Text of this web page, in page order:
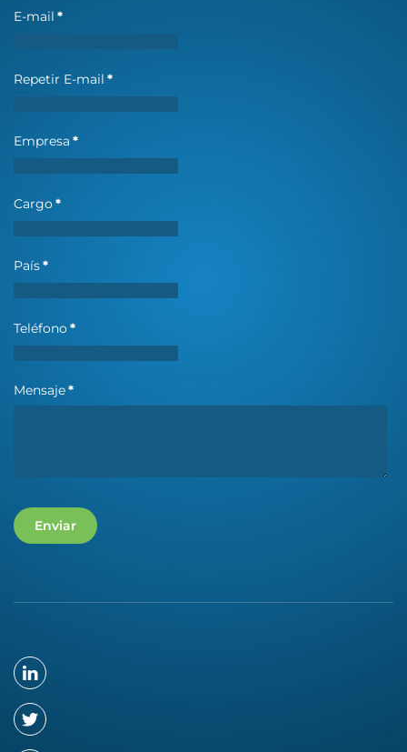
E-mail *
Repetir E-mail *
Empresa *
Cargo*
País*
Teléfono*
Mensaje*
Enviar